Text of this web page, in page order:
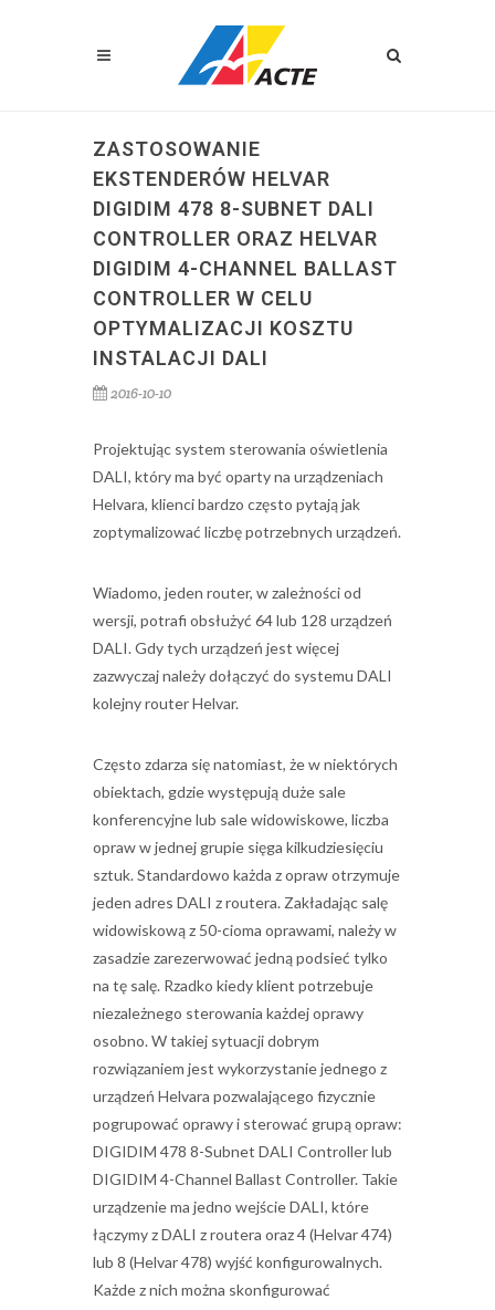
ZASTOSOWANIE
EKSTENDERÓW HELVAR
DIGIDIM 478 8-SUBNET DALI
CONTROLLER ORAZ HELVAR
DIGIDIM 4-CHANNEL BALLAST
CONTROLLER W CELU
OPTYMALIZACJI KOSZTU
INSTALACJI DALI
2016-10-10
Projektując system sterowania oświetlenia
DALI, który ma być oparty na urządzeniach
Helvara, klienci bardzo często pytają jak
zoptymalizować liczbę potrzebnych urządzeń.
Wiadomo, jeden router, w zależności od
wersji, potrafi obsłużyć 64 lub 128 urządzeń
DALI. Gdy tych urządzeń jest więcej
zazwyczaj należy dołączyć do systemu DALI
kolejny router Helvar.
Często zdarza się natomiast, że w niektórych
obiektach, gdzie występują duże sale
konferencyjne lub sale widowiskowe, liczba
opraw w jednej grupie sięga kilkudziesięciu
sztuk. Standardowo każda z opraw otrzymuje
jeden adres DALI z routera. Zakładając salę
widowiskową z 50-cioma oprawami, należy w
zasadzie zarezerwować jedną podsieć tylko
na tę salę. Rzadko kiedy klient potrzebuje
niezależnego sterowania każdej oprawy
osobno. W takiej sytuacji dobrym
rozwiązaniem jest wykorzystanie jednego z
urządzeń Helvara pozwalającego fizycznie
pogrupować oprawy i sterować grupą opraw:
DIGIDIM 478 8-Subnet DALI Controller lub
DIGIDIM 4-Channel Ballast Controller. Takie
urządzenie ma jedno wejście DALI, które
łączymy z DALI z routera oraz 4 (Helvar 474)
lub 8 (Helvar 478) wyjść konfigurowalnych.
Każde z nich można skonfigurować